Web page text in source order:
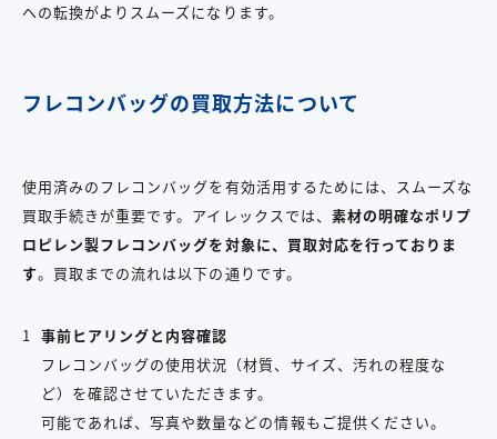
への転換がよりスムーズになります。
フレコンバッグの買取方法について
使用済みのフレコンバッグを有効活用するためには、スムーズな
買取手続きが重要です。アイレックスでは、 素材の明確なポリプ
ロピレン製フレコンバッグを対象に、買取対応を行っておりま
す。買取までの流れは以下の通りです。
事前ヒアリングと内容確認
フレコンバッグの使用状況（材質、サイズ、汚れの程度な
ど）を確認させていただきます。
可能であれば、写真や数量などの情報もご提供ください。